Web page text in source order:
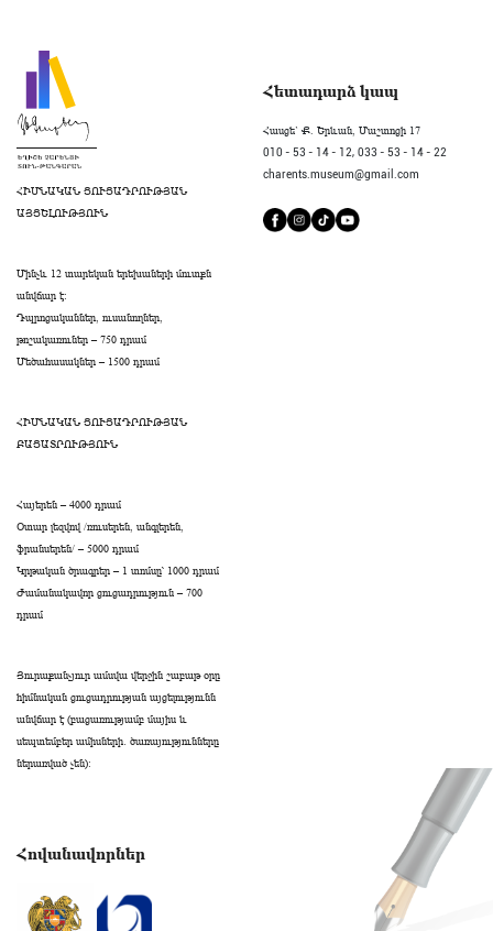
ՀԻՄՆԱԿԱՆ ՑՈՒՑԱԴՐՈՒԹՅԱՆ
ԱՅՑԵԼՈՒԹՅՈՒՆ
Մինչև 12 տարեկան երեխաների մուտքն
անվճար է։
Դպրոցականներ, ուսանողներ,
թոշակառուներ – 750 դրամ
Մեծահասակներ – 1500 դրամ
ՀԻՄՆԱԿԱՆ ՑՈՒՑԱԴՐՈՒԹՅԱՆ
ԲԱՑԱՏՐՈՒԹՅՈՒՆ
Հայերեն – 4000 դրամ
Օտար լեզվով /ռուսերեն, անգլերեն,
ֆրանսերեն/ – 5000 դրամ
Կրթական ծրագրեր – 1 տոմսը՝ 1000 դրամ
Ժամանակավոր ցուցադրություն – 700
դրամ
Յուրաքանչյուր ամսվա վերջին շաբաթ օրը
հիմնական ցուցադրության այցելությունն
անվճար է (բացառությամբ մայիս և
սեպտեմբեր ամիսների․ ծառայությունները
ներառված չեն):
Հետադարձ կապ
Հասցե` Ք. Երևան, Մաշտոցի 17
010 - 53 - 14 - 12, 033 - 53 - 14 - 22
charents.museum@gmail.com
Հովանավորներ